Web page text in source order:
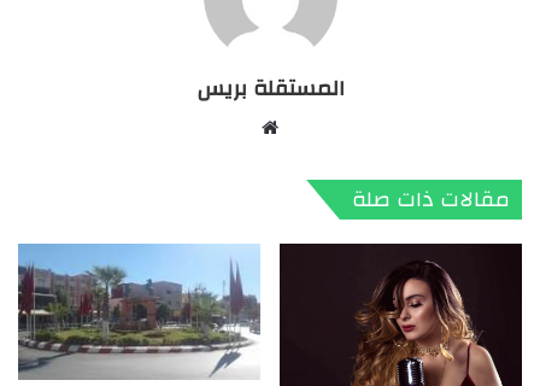
المستقلة بريس
مقالات ذات صلة